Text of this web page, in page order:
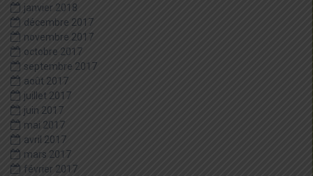
janvier 2018
décembre 2017
novembre 2017
octobre 2017
septembre 2017
août 2017
juillet 2017
juin 2017
mai 2017
avril 2017
mars 2017
février 2017